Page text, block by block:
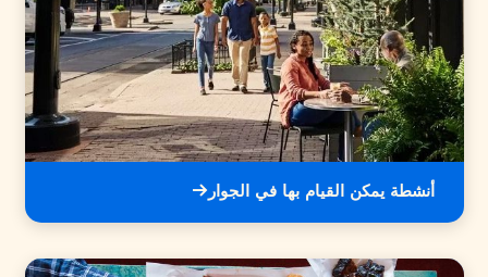
أنشطة يمكن القيام بها في الجوار